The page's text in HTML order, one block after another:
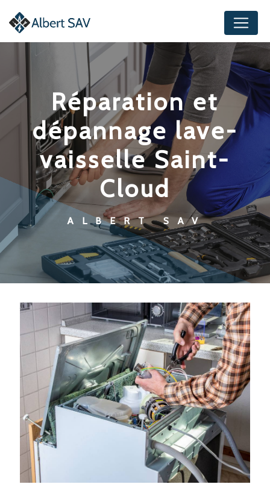
réparation et
dépannage lave-
vaisselle Saint-
Cloud
ALBERT SAV